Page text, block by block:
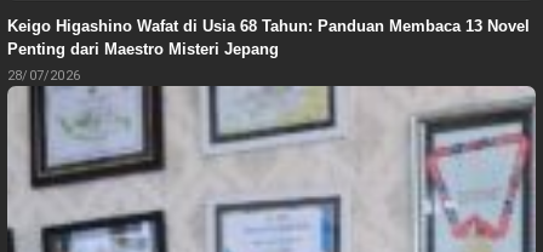
Keigo Higashino Wafat di Usia 68 Tahun: Panduan Membaca 13 Novel
Penting dari Maestro Misteri Jepang
28/07/2026